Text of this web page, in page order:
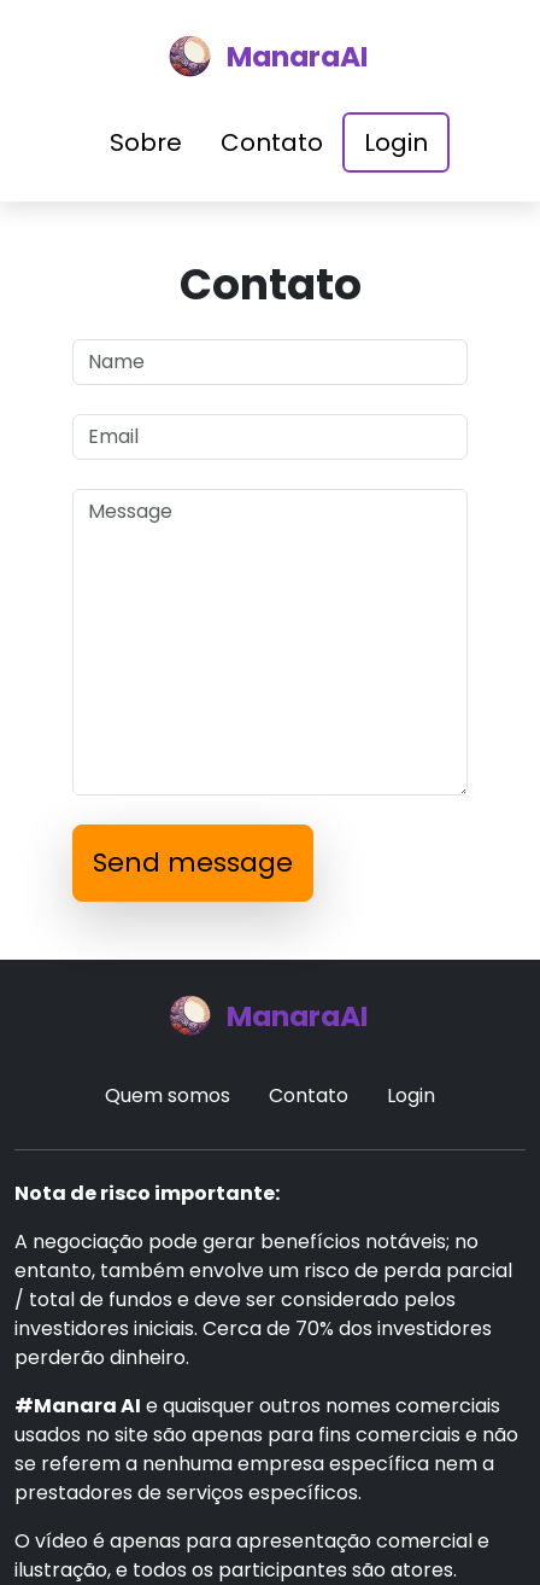
ManaraAI
Sobre Contato Login
Contato
Send message
ManaraAI
Quem somos Contato Login
Nota de risco importante:
A negociação pode gerar benefícios notáveis; no
entanto, também envolve um risco de perda parcial
/ total de fundos e deve ser considerado pelos
investidores iniciais. Cerca de 70% dos investidores
perderão dinheiro.
#Manara AI e quaisquer outros nomes comerciais
usados no site são apenas para fins comerciais e não
se referem a nenhuma empresa específica nem a
prestadores de serviços específicos.
O vídeo é apenas para apresentação comercial e
ilustração, e todos os participantes são atores.